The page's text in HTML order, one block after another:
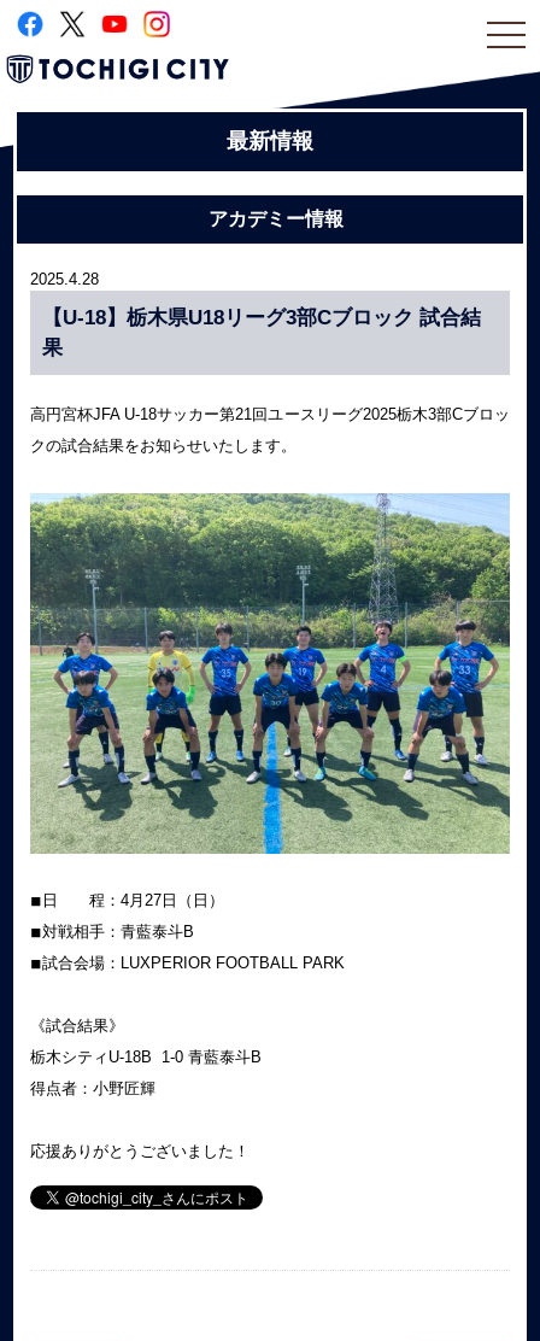
最新情報
アカデミー情報
2025.4.28
【U-18】栃木県U18リーグ3部Cブロック 試合結
果
高円宮杯JFA U-18サッカー第21回ユースリーグ2025栃木3部Cブロッ
クの試合結果をお知らせいたします。
◾︎日 程：4月27日（日）
◾︎対戦相手：青藍泰斗B
◾︎試合会場：LUXPERIOR FOOTBALL PARK
《試合結果》
栃木シティU-18B 1-0 青藍泰斗B
得点者：小野匠輝
応援ありがとうございました！